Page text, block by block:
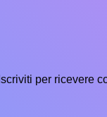
Iscriviti per ricevere